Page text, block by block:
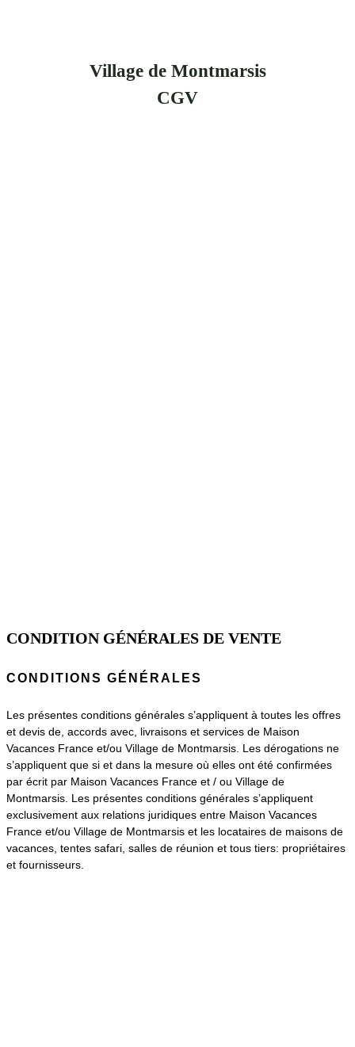
Village de Montmarsis
CGV
CONDITION GÉNÉRALES DE VENTE
CONDITIONS GÉNÉRALES
Les présentes conditions générales s’appliquent à toutes les offres
et devis de, accords avec, livraisons et services de Maison
Vacances France et/ou Village de Montmarsis. Les dérogations ne
s’appliquent que si et dans la mesure où elles ont été confirmées
par écrit par Maison Vacances France et / ou Village de
Montmarsis. Les présentes conditions générales s’appliquent
exclusivement aux relations juridiques entre Maison Vacances
France et/ou Village de Montmarsis et les locataires de maisons de
vacances, tentes safari, salles de réunion et tous tiers: propriétaires
et fournisseurs.